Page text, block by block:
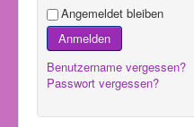
Angemeldet bleiben
Anmelden
Benutzername vergessen?
Passwort vergessen?